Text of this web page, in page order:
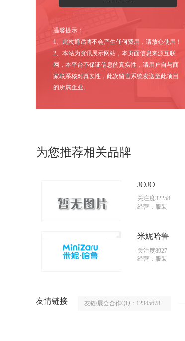
温馨提示：
1、此次通话将不会产生任何费用，请放心使用！
2、本站为资讯展示网站，本页面信息来源互联
网，本平台不保证信息的真实性，请用户自与商
家联系核对真实性，此次留言系统发送至此项目
的所属企业。
为您推荐相关品牌
JOJO
关注度32258
经营：服装
米妮哈鲁
关注度8927
经营：服装
友情链接 友链/展会合作QQ：12345678